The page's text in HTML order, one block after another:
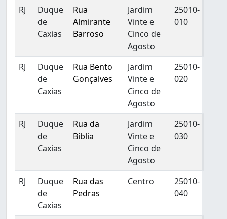
RJ
Duque
de
Caxias
Rua
Almirante
Barroso
Jardim
Vinte e
Cinco de
Agosto
25010-
010
RJ
Duque
de
Caxias
Rua Bento
Gonçalves
Jardim
Vinte e
Cinco de
Agosto
25010-
020
RJ
Duque
de
Caxias
Rua da
Bíblia
Jardim
Vinte e
Cinco de
Agosto
25010-
030
RJ
Duque
de
Caxias
Rua das
Pedras
Centro
25010-
040